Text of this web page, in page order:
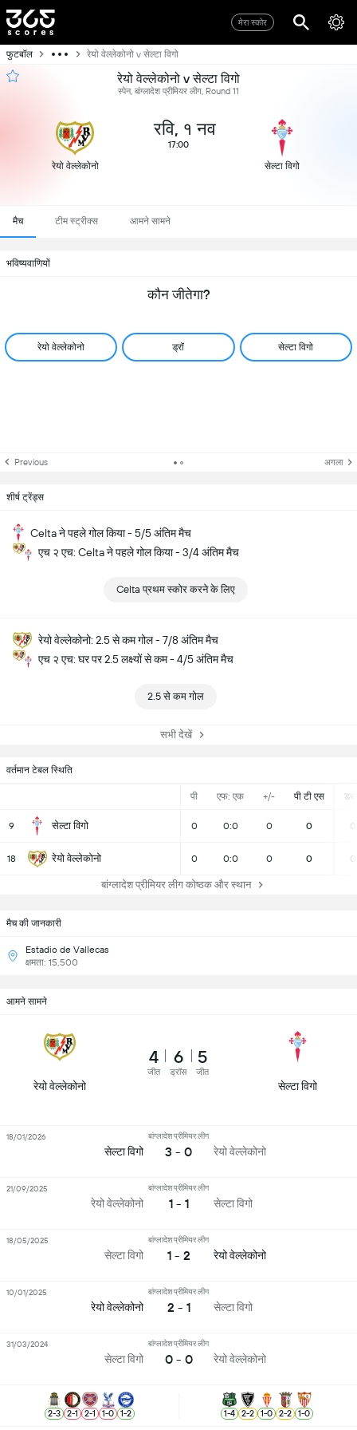
मेरा स्कोर
फुटबॉल रेयो वेल्लेकोनो v सेल्टा विगो
रेयो वेल्लेकोनो v सेल्टा विगो
स्पेन, बांग्लादेश प्रीमियर लीग, Round 11
रेयो वेल्लेकोनो
रवि, १ नव
17:00
सेल्टा विगो
मैच टीम स्ट्रीक्स आमने सामने
भविष्यवाणियों
कौन जीतेगा?
रेयो वेल्लेकोनो ड्रॉ सेल्टा विगो
Previous अगला
शीर्ष ट्रेंड्स
Celta ने पहले गोल किया - 5/5 अंतिम मैच
एच २ एच: Celta ने पहले गोल किया - 3/4 अंतिम मैच
Celta प्रथम स्कोर करने के लिए
रेयो वेल्लेकोनो: 2.5 से कम गोल - 7/8 अंतिम मैच
एच २ एच: घर पर 2.5 लक्ष्यों से कम - 4/5 अंतिम मैच
2.5 से कम गोल
सभी देखें
वर्तमान टेबल स्थिति
पी एफ: एक +/- पी टी एस
9 सेल्टा विगो 0 0:0 0 0 0
18 रेयो वेल्लेकोनो 0 0:0 0 0 0
बांग्लादेश प्रीमियर लीग कोष्ठक और स्थान
मैच की जानकारी
Estadio de Vallecas
क्षमता: 15,500
आमने सामने
रेयो वेल्लेकोनो
4
जीत
6
ड्रॉस
5
जीत
सेल्टा विगो
सेल्टा विगो
बांग्लादेश प्रीमियर लीग
3 - 0 रेयो वेल्लेकोनो
18/01/2026
रेयो वेल्लेकोनो
बांग्लादेश प्रीमियर लीग
1 - 1 सेल्टा विगो
21/09/2025
सेल्टा विगो
बांग्लादेश प्रीमियर लीग
1 - 2 रेयो वेल्लेकोनो
18/05/2025
रेयो वेल्लेकोनो
बांग्लादेश प्रीमियर लीग
2 - 1 सेल्टा विगो
10/01/2025
सेल्टा विगो
बांग्लादेश प्रीमियर लीग
0 - 0 रेयो वेल्लेकोनो
31/03/2024
2-3 2-1 2-1 1-0 1-2 1-4 2-2 1-0 2-2 1-0